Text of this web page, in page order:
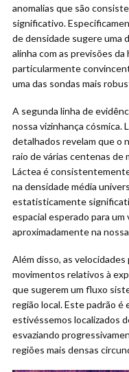
anomalias que são
significativo.
de densidade sugere uma
alinha com as previsões
particularmente
uma das sondas mais
A segunda linha de
nossa vizinhança
detalhados revelam que o
raio de várias centenas de
Láctea é
na densidade média
estatisticamente
espacial esperado para
aproximadamente na
Além disso, as
movimentos relativos à
que sugerem um fluxo
região local. Este padrão
estivéssemos localizados
esvaziando
regiões mais densas